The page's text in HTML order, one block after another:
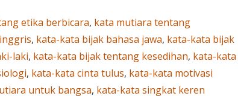
etika berbicara, kata mutiara tentang
, kata-kata bijak bahasa jawa, kata-kata bijak
laki, kata-kata bijak tentang kesedihan, kata-kata
, kata-kata cinta tulus, kata-kata motivasi
untuk bangsa, kata-kata singkat keren